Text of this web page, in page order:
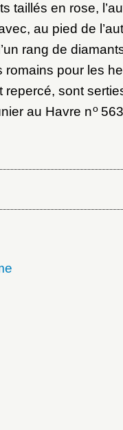
taillés en rose,
au pied de
rang de
pour les
sont
au Havre no